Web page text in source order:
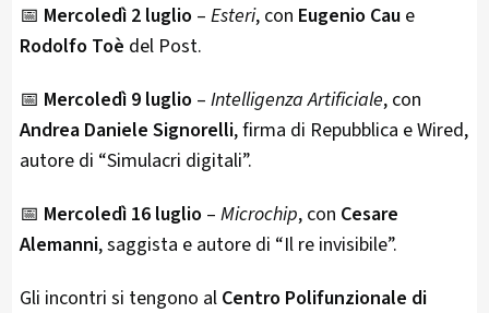
📅 Mercoledì 2 luglio – Esteri, con Eugenio Caue
Rodolfo Toè del Post.
📅 Mercoledì 9 luglio – Intelligenza Artificiale, con
Andrea Daniele Signorelli, firma di Repubblica e Wired,
autore di “Simulacri digitali”.
📅 Mercoledì 16 luglio – Microchip, con Cesare
Alemanni, saggista e autore di “Il re invisibile”.
Gli incontri si tengono al Centro Polifunzionale di